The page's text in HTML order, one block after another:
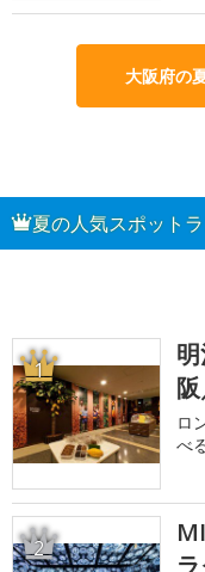
大阪府の
夏の人気スポット
1
ロ
べ
2